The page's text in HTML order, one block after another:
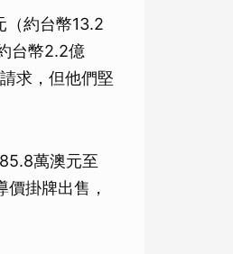
（約台幣13.2
台幣2.2億
求，但他們堅
萬澳元至
掛牌出售，